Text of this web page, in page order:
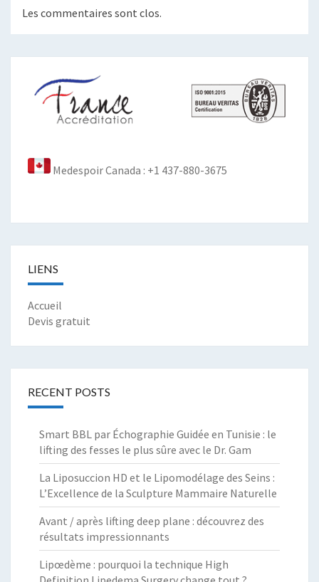
Les commentaires sont clos.
Medespoir Canada : +1 437-880-3675
LIENS
Accueil
Devis gratuit
RECENT POSTS
Smart BBL par Échographie Guidée en Tunisie : le
lifting des fesses le plus sûre avec le Dr. Gam
La Liposuccion HD et le Lipomodélage des Seins :
L’Excellence de la Sculpture Mammaire Naturelle
Avant / après lifting deep plane : découvrez des
résultats impressionnants
Lipœdème : pourquoi la technique High